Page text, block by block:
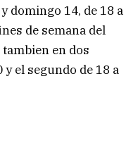
domingo 14, de 18 a
de semana del
tambien en dos
el segundo de 18 a